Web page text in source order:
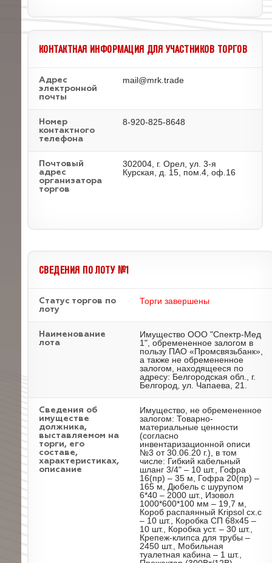
КОНТАКТНАЯ ИНФОРМАЦИЯ ДЛЯ УЧАСТНИКОВ ТОРГОВ
Адрес
электронной
почты
mail@mrk.trade
Номер
контактного
телефона
8-920-825-8648
Почтовый
адрес
организатора
торгов
302004, г. Орел, ул. 3-я
Курская, д. 15, пом.4, оф.16
СВЕДЕНИЯ ПО ЛОТУ №1
Статус торгов по
лоту
Торги завершены
Наименование
лота
Имущество ООО "Спектр-Мед
1", обремененное залогом в
пользу ПАО «Промсвязьбанк»,
а также не обремененное
залогом, находящееся по
адресу: Белгородская обл., г.
Белгород, ул. Чапаева, 21.
Cведения об
имуществе
должника,
выставляемом на
торги, его
составе,
характеристиках,
описание
Имущество, не обремененное
залогом: Товарно-
материальные ценности
(согласно
инвентаризационной описи
№3 от 30.06.20 г.), в том
числе: Гибкий кабельный
шланг 3/4" – 10 шт., Гофра
16(пр) – 35 м, Гофра 20(пр) –
165 м, Дюбель с шурупом
6*40 – 2000 шт., Изовол
1000*600*100 мм – 19,7 м,
Короб распаянный Kripsol сx.с
– 10 шт., Коробка СП 68x45 –
10 шт., Коробка уст. – 30 шт.,
Крепеж-клипса для трубы –
2450 шт., Мобильная
туалетная кабина – 1 шт.,